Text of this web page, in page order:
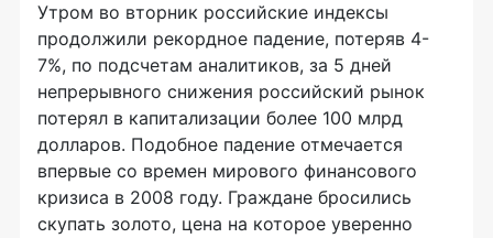
Утром во вторник российские индексы
продолжили рекордное падение, потеряв 4-
7%, по подсчетам аналитиков, за 5 дней
непрерывного снижения российский рынок
потерял в капитализации более 100 млрд
долларов. Подобное падение отмечается
впервые со времен мирового финансового
кризиса в 2008 году. Граждане бросились
скупать золото, цена на которое уверенно